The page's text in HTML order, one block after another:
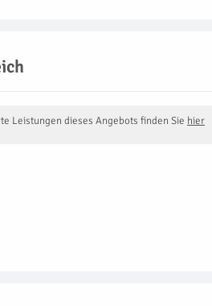
Leistungen dieses Angebots finden Sie hier